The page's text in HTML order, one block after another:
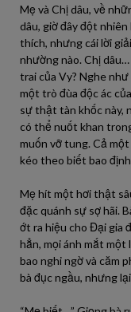
Mẹ và Chị dâu, về
dâu, giờ đây đột
thích, nhưng cái lời
nhường nào. Chị dâu…
trai của Vy? Nghe
một trò đùa độc ác
sự thật tàn khốc này,
có thể nuốt khan
muốn vỡ tung. Cả
kéo theo biết bao
Mẹ hít một hơi thật
đặc quánh sự sợ hãi.
ớt ra hiệu cho Đại gia
hẳn, mọi ánh mắt một
bao nghi ngờ và căm
bà đục ngầu, nhưng